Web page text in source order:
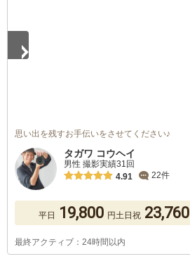
思い出を残すお手伝いをさせてください♪
タガワ コウヘイ
男性 撮影実績31回
4.91
22件
平日 19,800 円土日祝 23,760
最終アクティブ：24時間以内